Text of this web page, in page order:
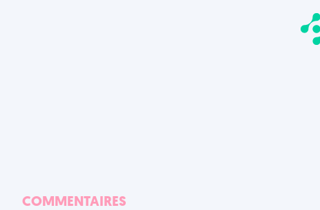
COMMENTAIRES